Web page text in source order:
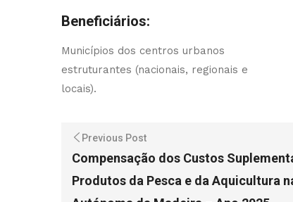
Beneficiários:
Municípios dos centros urbanos
estruturantes (nacionais, regionais e
locais).
Previous Post
Compensação dos Custos
Produtos da Pesca e da Aquicultura